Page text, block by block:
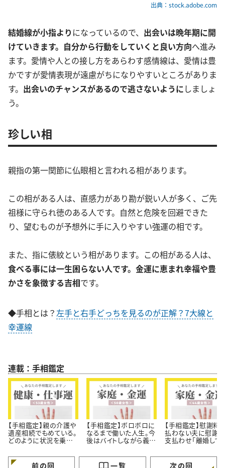
出典：stock.adobe.com
結婚線が小指より になっているので、 出会いは晩年期に開
けていきます。 自分から行動をしていくと良い方向へ進み
ます。愛情や人との接し方をあらわす感情線は、愛情は豊
かですが愛情表現が遠慮がちになりやすいところがありま
す。 出会いのチャンスがあるので逃さないようにしましょ
う。
珍しい相
親指の第一関節に仏眼相と言われる相があります。
この相がある人は、直感力があり勘が鋭い人が多く、ご先
祖様に守られ徳のある人です。自然と危険を回避できた
り、望むものが予想外に手に入りやすい強運の相です。
また、指に俵紋という相があります。この相がある人は、
食べる事には一生困らない人です。金運に恵まれ幸福や豊
かさを象徴する吉相です。
◆手相とは？左手と右手どっちを見るのが正解？7大線と
幸運線
連載：手相鑑定
【手相鑑定】親の介護や
遺産相続でもめている。
どのように状況を乗り
女性＞
【手相鑑定】ボロボロに
なるまで働いた人生。今
後はバイトしながら義母
50歳女性＞
【手相鑑定】慰謝料
払わない夫に慰謝
支払わせ「離婚して
歳女性＞
前の回 一覧 次の回